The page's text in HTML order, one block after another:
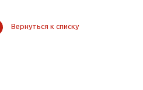
Вернуться к списку